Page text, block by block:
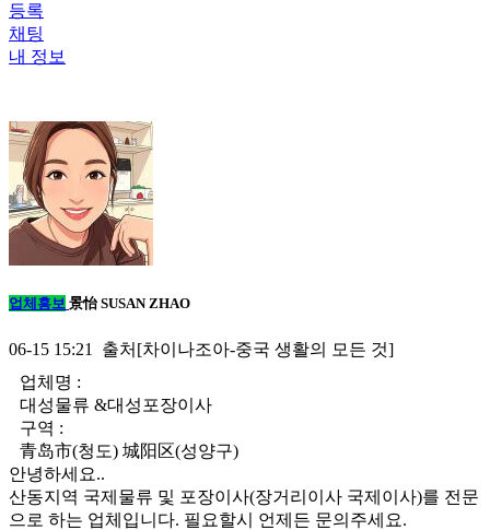
등록
채팅
내 정보
업체홍보 景怡 SUSAN ZHAO
06-15 15:21 출처[차이나조아-중국 생활의 모든 것]
업체명 :
대성물류 &대성포장이사
구역 :
青岛市(청도) 城阳区(성양구)
안녕하세요..
산동지역 국제물류 및 포장이사(장거리이사 국제이사)를 전문
으로 하는 업체입니다. 필요할시 언제든 문의주세요.